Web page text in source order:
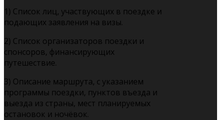
1) Список лиц, участвующих в поездке и
подающих заявления на визы.
2) Список организаторов поездки и
спонсоров, финансирующих
путешествие.
3) Описание маршрута, с указанием
программы поездки, пунктов въезда и
выезда из страны, мест планируемых
остановок и ночёвок.